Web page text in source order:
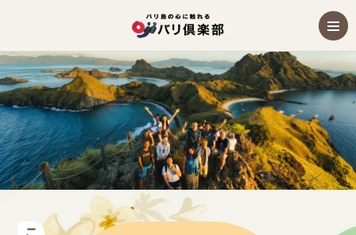
バリ島発トレッキングツアー